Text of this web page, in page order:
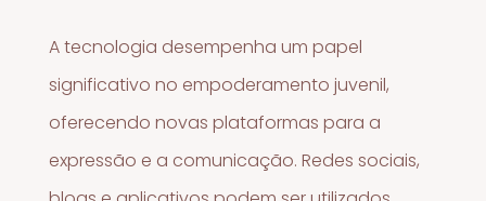
A tecnologia desempenha um papel
significativo no empoderamento juvenil,
oferecendo novas plataformas para a
expressão e a comunicação. Redes sociais,